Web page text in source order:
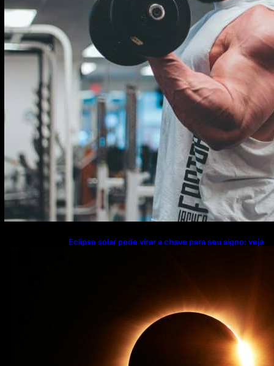
Eclipse solar pode virar a chave para seu signo: veja